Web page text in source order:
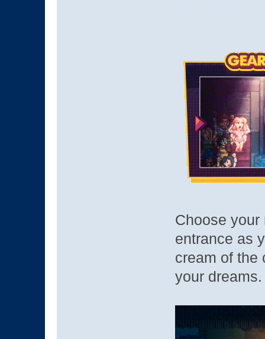
Choose
entrance as
cream of the
your